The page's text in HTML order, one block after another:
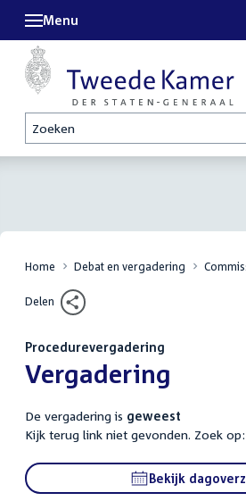
Zoeken
Menu
Home Debat en vergadering
Delen
Procedurevergadering
:Vergadering
De vergadering is geweest
Kijk terug link niet gevonden. Zoek op:
Bekijk